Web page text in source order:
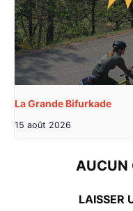
La Grande Bifurkade
15 août 2026
AUCUN
LAISSER